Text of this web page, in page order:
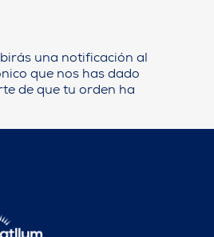
una notificación al
que nos has dado
de que tu orden ha